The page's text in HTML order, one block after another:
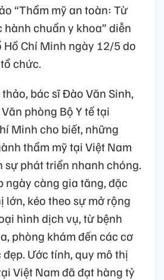
“Thẩm mỹ an toàn: Từ
chuẩn y khoa” diễn
Chí Minh ngày 12/5 do
chức.
bác sĩ Đào Văn Sinh,
phòng Bộ Y tế tại
Minh cho biết, những
thẩm mỹ tại Việt Nam
sự phát triển nhanh chóng.
ngày càng gia tăng, đặc
lớn, kéo theo sự mở rộng
hình dịch vụ, từ bệnh
phòng khám đến các cơ
Ước tính, quy mô thị
Việt Nam đã đạt hàng tỷ